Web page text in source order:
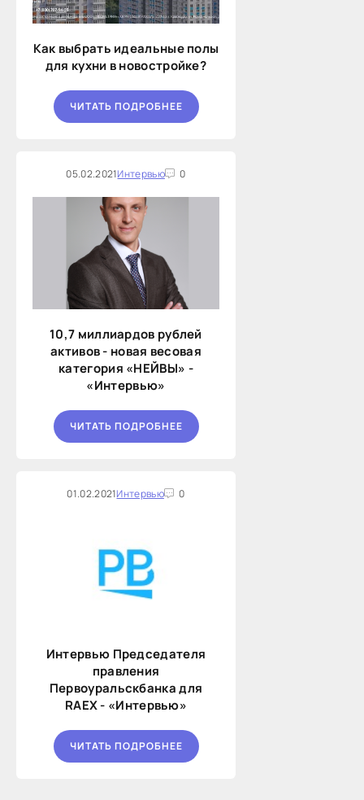
Как выбрать идеальные полы
для кухни в новостройке?
ЧИТАТЬ ПОДРОБНЕЕ
05.02.2021Интервью 0
10,7 миллиардов рублей
активов - новая весовая
категория «НЕЙВЫ» -
«Интервью»
ЧИТАТЬ ПОДРОБНЕЕ
01.02.2021Интервью 0
Интервью Председателя
правления
Первоуральскбанка для
RAEX - «Интервью»
ЧИТАТЬ ПОДРОБНЕЕ